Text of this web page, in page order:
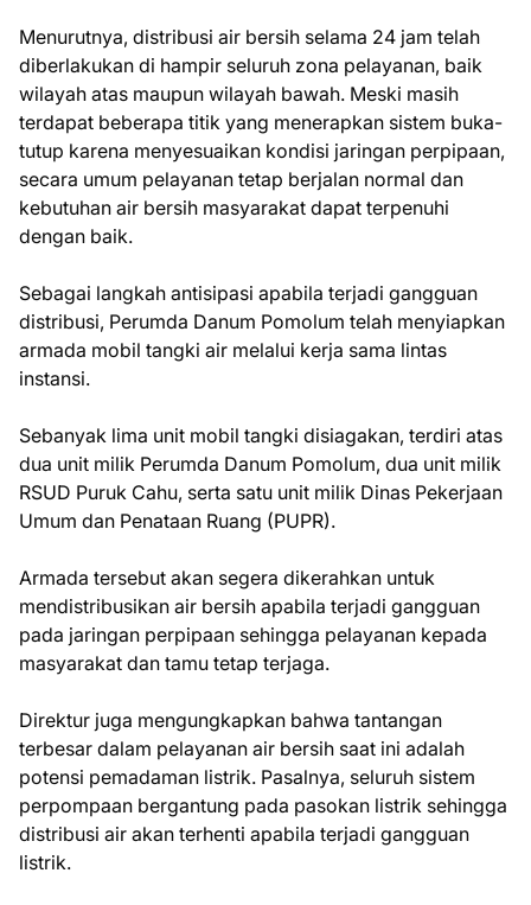
Menurutnya, distribusi air bersih selama 24 jam telah
diberlakukan di hampir seluruh zona pelayanan, baik
wilayah atas maupun wilayah bawah. Meski masih
terdapat beberapa titik yang menerapkan sistem buka-
tutup karena menyesuaikan kondisi jaringan perpipaan,
secara umum pelayanan tetap berjalan normal dan
kebutuhan air bersih masyarakat dapat terpenuhi
dengan baik.
Sebagai langkah antisipasi apabila terjadi gangguan
distribusi, Perumda Danum Pomolum telah menyiapkan
armada mobil tangki air melalui kerja sama lintas
instansi.
Sebanyak lima unit mobil tangki disiagakan, terdiri atas
dua unit milik Perumda Danum Pomolum, dua unit milik
RSUD Puruk Cahu, serta satu unit milik Dinas Pekerjaan
Umum dan Penataan Ruang (PUPR).
Armada tersebut akan segera dikerahkan untuk
mendistribusikan air bersih apabila terjadi gangguan
pada jaringan perpipaan sehingga pelayanan kepada
masyarakat dan tamu tetap terjaga.
Direktur juga mengungkapkan bahwa tantangan
terbesar dalam pelayanan air bersih saat ini adalah
potensi pemadaman listrik. Pasalnya, seluruh sistem
perpompaan bergantung pada pasokan listrik sehingga
distribusi air akan terhenti apabila terjadi gangguan
listrik.